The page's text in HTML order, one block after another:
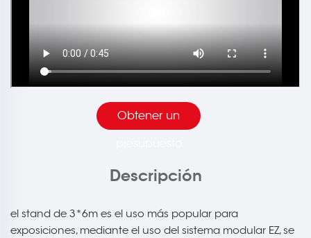
Obtener un
Descripción
el stand de 3*6m es el uso más popular para
exposiciones, mediante el uso del sistema modular EZ, se